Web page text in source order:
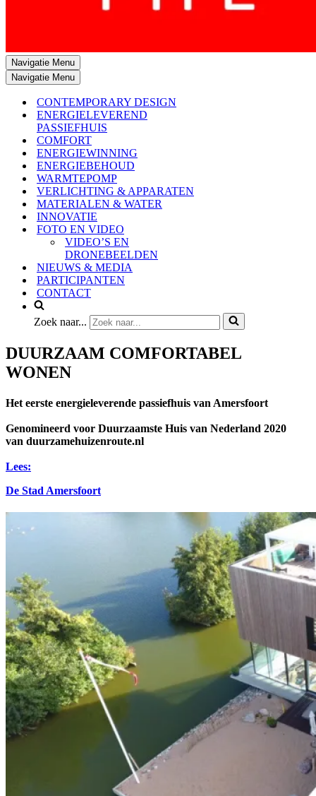
Navigatie Menu
Navigatie Menu
CONTEMPORARY DESIGN
ENERGIELEVEREND
PASSIEFHUIS
COMFORT
ENERGIEWINNING
ENERGIEBEHOUD
WARMTEPOMP
VERLICHTING & APPARATEN
MATERIALEN & WATER
INNOVATIE
FOTO EN VIDEO
VIDEO’S EN
DRONEBEELDEN
NIEUWS & MEDIA
PARTICIPANTEN
CONTACT
Zoek naar...
DUURZAAM COMFORTABEL
WONEN
Het eerste energieleverende passiefhuis van Amersfoort
Genomineerd voor Duurzaamste Huis van Nederland 2020
van duurzamehuizenroute.nl
Lees:
De Stad Amersfoort